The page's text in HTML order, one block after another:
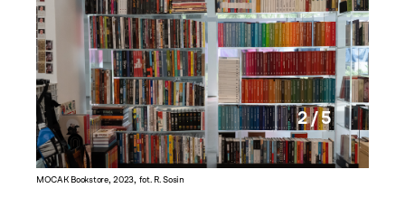
MOCAK Bookstore, 2023, fot. R. Sosin
2 / 5